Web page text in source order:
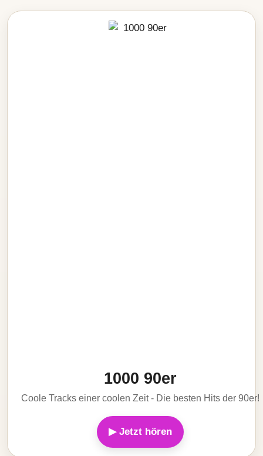
1000 90er
Coole Tracks einer coolen Zeit - Die besten Hits der 90er!
▶ Jetzt hören